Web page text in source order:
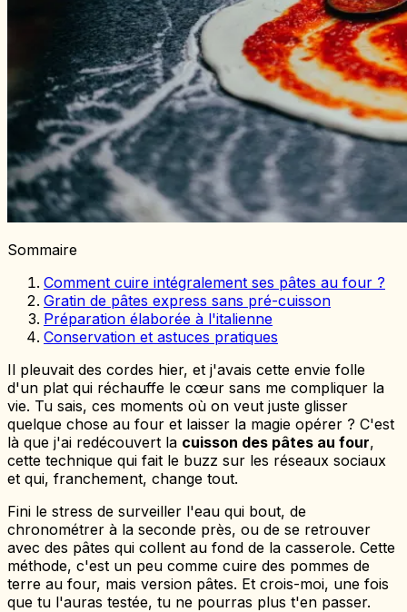
Sommaire
Comment cuire intégralement ses pâtes au four ?
Gratin de pâtes express sans pré-cuisson
Préparation élaborée à l'italienne
Conservation et astuces pratiques
Il pleuvait des cordes hier, et j'avais cette envie folle
d'un plat qui réchauffe le cœur sans me compliquer la
vie. Tu sais, ces moments où on veut juste glisser
quelque chose au four et laisser la magie opérer ? C'est
là que j'ai redécouvert la cuisson des pâtes au four,
cette technique qui fait le buzz sur les réseaux sociaux
et qui, franchement, change tout.
Fini le stress de surveiller l'eau qui bout, de
chronométrer à la seconde près, ou de se retrouver
avec des pâtes qui collent au fond de la casserole. Cette
méthode, c'est un peu comme cuire des pommes de
terre au four, mais version pâtes. Et crois-moi, une fois
que tu l'auras testée, tu ne pourras plus t'en passer.